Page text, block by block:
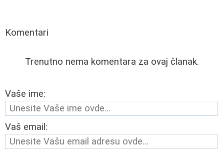
Komentari
Trenutno nema komentara za ovaj članak.
Vaše ime:
Vaš email: